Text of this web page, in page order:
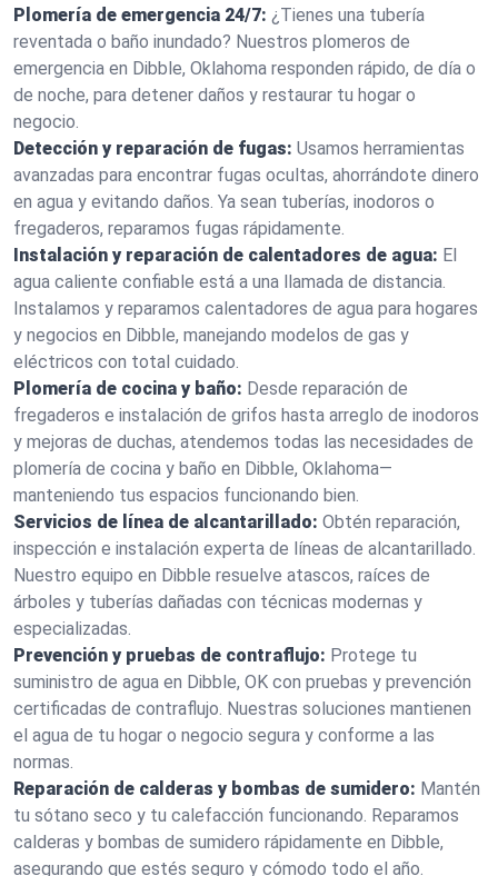
Plomería de emergencia 24/7: ¿Tienes una tubería
reventada o baño inundado? Nuestros plomeros de
emergencia en Dibble, Oklahoma responden rápido, de día o
de noche, para detener daños y restaurar tu hogar o
negocio.
Detección y reparación de fugas: Usamos herramientas
avanzadas para encontrar fugas ocultas, ahorrándote dinero
en agua y evitando daños. Ya sean tuberías, inodoros o
fregaderos, reparamos fugas rápidamente.
Instalación y reparación de calentadores de agua: El
agua caliente confiable está a una llamada de distancia.
Instalamos y reparamos calentadores de agua para hogares
y negocios en Dibble, manejando modelos de gas y
eléctricos con total cuidado.
Plomería de cocina y baño: Desde reparación de
fregaderos e instalación de grifos hasta arreglo de inodoros
y mejoras de duchas, atendemos todas las necesidades de
plomería de cocina y baño en Dibble, Oklahoma—
manteniendo tus espacios funcionando bien.
Servicios de línea de alcantarillado: Obtén reparación,
inspección e instalación experta de líneas de alcantarillado.
Nuestro equipo en Dibble resuelve atascos, raíces de
árboles y tuberías dañadas con técnicas modernas y
especializadas.
Prevención y pruebas de contraflujo: Protege tu
suministro de agua en Dibble, OK con pruebas y prevención
certificadas de contraflujo. Nuestras soluciones mantienen
el agua de tu hogar o negocio segura y conforme a las
normas.
Reparación de calderas y bombas de sumidero: Mantén
tu sótano seco y tu calefacción funcionando. Reparamos
calderas y bombas de sumidero rápidamente en Dibble,
asegurando que estés seguro y cómodo todo el año.